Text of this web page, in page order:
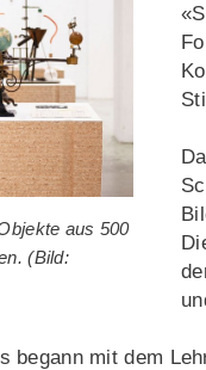
aus 500
(Bild:
begann mit dem